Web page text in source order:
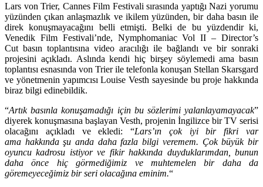
Lars von Trier, Cannes Film Festivali sırasında yaptığı Nazi yorumu
yüzünden çıkan anlaşmazlık ve ikilem yüzünden, bir daha basın ile
direk konuşmayacağını belli etmişti. Belki de bu yüzdendir ki,
Venedik Film Festivali’nde, Nymphomaniac Vol II – Director’s
Cut basın toplantısına video aracılığı ile bağlandı ve bir sonraki
projesini açıkladı. Aslında kendi hiç birşey söylemedi ama basın
toplantısı esnasında von Trier ile telefonla konuşan Stellan Skarsgard
ve yönetmenin yapımcısıLouise Vesth sayesinde bu proje hakkında
biraz bilgi edinebildik.
“Artık basınla konuşamadığı için bu sözlerimi yalanlayamayacak”
diyerek konuşmasına başlayan Vesth, projenin İngilizce bir TV serisi
olacağını açıkladı ve ekledi: “Lars’ın çok iyi bir fikri var
ama hakkında şu anda daha fazla bilgi veremem. Çok büyük bir
oyuncu kadrosu istiyor ve fikir hakkında duyduklarımdan, bunun
daha önce hiç görmediğimiz ve muhtemelen bir daha da
göremeyeceğimiz bir seri olacağına eminim.“